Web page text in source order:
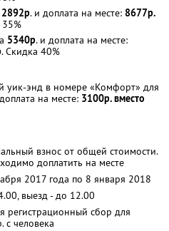
2892р. и доплата на месте: 8677р.
35%
5340р. и доплата на месте:
. Скидка 40%
уик-энд в номере «Комфорт» для
на месте: 3100р. вместо
взнос от общей стоимости.
доплатить на месте
2017 года по 8 января 2018
выезд - до 12.00
регистрационный сбор для
с человека